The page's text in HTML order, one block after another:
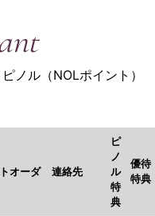
ノル（NOLポイント）
オーダ
連絡先
ピ
ノ
ル
特
典
優待
特典